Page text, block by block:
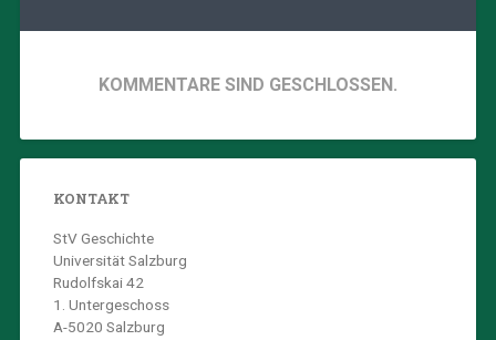
KOMMENTARE SIND GESCHLOSSEN.
KONTAKT
StV Geschichte
Universität Salzburg
Rudolfskai 42
1. Untergeschoss
A-5020 Salzburg